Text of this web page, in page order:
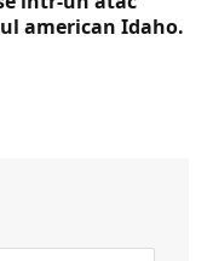
american Idaho.